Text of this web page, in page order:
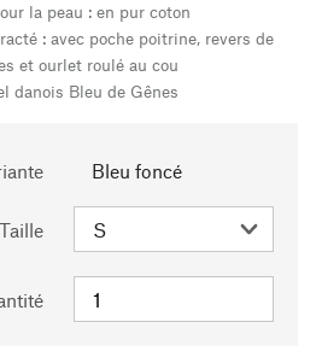
la peau : en pur coton
: avec poche poitrine, revers de
et ourlet roulé au cou
danois Bleu de Gênes
Bleu foncé
Taille